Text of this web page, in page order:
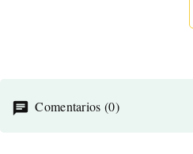
Comentarios (0)